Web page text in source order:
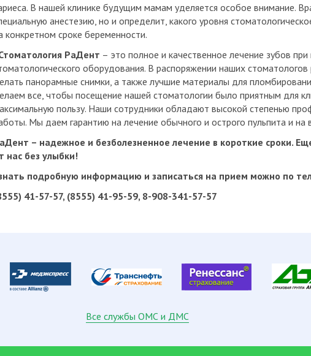
В нашей клинике будущим мамам уделяется особое внимание.
анестезию, но и определит, какого уровня
конкретном сроке беременности.
РаДент – это полное и качественное лечение зубов
оборудования. В распоряжении наших стоматологов
панорамные снимки, а также лучшие материалы для
все, чтобы посещение нашей стоматологии было приятным для
пользу. Наши сотрудники обладают высокой степенью
Мы даем гарантию на лечение обычного и острого пульпита и на
– надежное и безболезненное лечение в короткие сроки.
нас без улыбки!
подробную информацию и записаться на прием можно по
41-57-57, (8555) 41-95-59, 8-908-341-57-57
Все службы ОМС и ДМС